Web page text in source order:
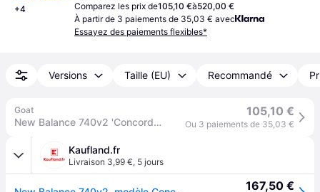
+4
Comparez les prix de105,10 €à520,00 €
À partir de 3 paiements de 35,03 € avec
Essayez des paiements flexibles*
Versions Taille (EU) Recommandé
Goat
New Balance 740v2 'Concord Grape Sun Glow' | Violet | US 10.5M
105,10 €
Ou 3 paiements de 35,03 €
Kaufland.fr
Livraison 3,99 €, 5 jours
167,50 €